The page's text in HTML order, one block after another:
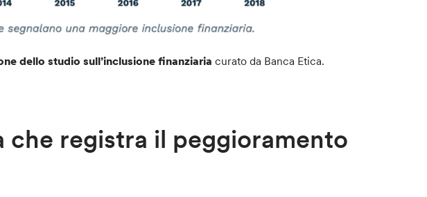
dello studio sull’inclusione finanziaria curato da Banca Etica.
che registra il peggioramento